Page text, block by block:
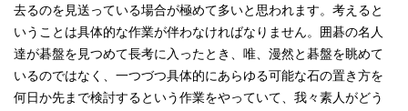
去るのを見送っている場合が極めて多いと思われます。考えると
いうことは具体的な作業が伴わなければなりません。囲碁の名人
達が碁盤を見つめて長考に入ったとき、唯、漫然と碁盤を眺めて
いるのではなく、一つづつ具体的にあらゆる可能な石の置き方を
何日か先まで検討するという作業をやっていて、我々素人がどう